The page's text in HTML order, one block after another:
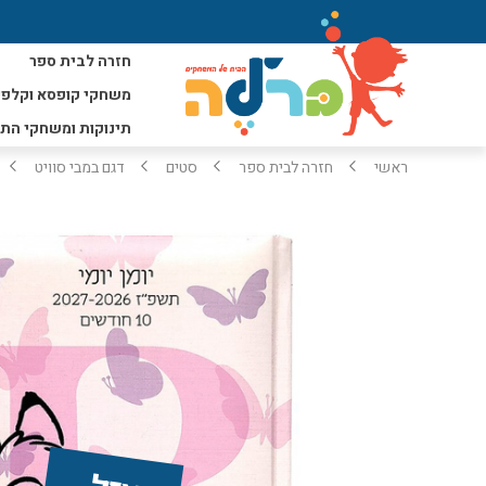
חזרה לבית ספר
משחקי קופסא
תינוקות ומשחקי
ראשי חזרה לבית ספר סטים דגם במבי סוויט